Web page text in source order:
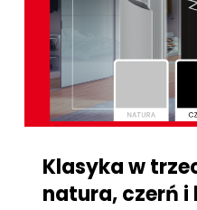
Klasyka w
natura, czerń i